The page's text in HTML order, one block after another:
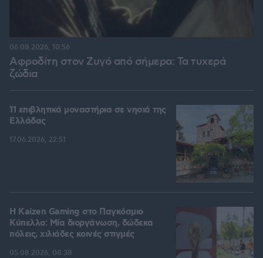
Αφροδίτη στον Ζυγό από σήμερα: Τα τυχερά
ζώδια
06.08.2026, 10:56
11 επιβλητικά μοναστήρια σε νησιά της
Ελλάδας
17.06.2026, 22:51
H Kaizen Gaming στο Παγκόσμιο
Kύπελλο: Μία διοργάνωση, δώδεκα
πόλεις, χιλιάδες κοινές στιγμές
05.08.2026, 08:38